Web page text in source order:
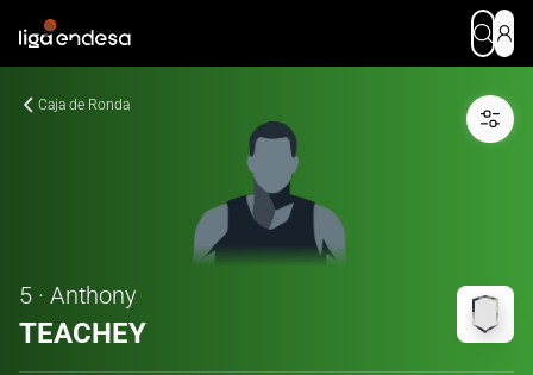
Caja de Ronda
5 · Anthony
TEACHEY